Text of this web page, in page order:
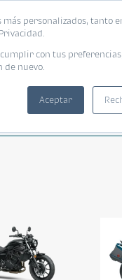
personalizados, tanto
con tus preferencias,
de nuevo.
Aceptar